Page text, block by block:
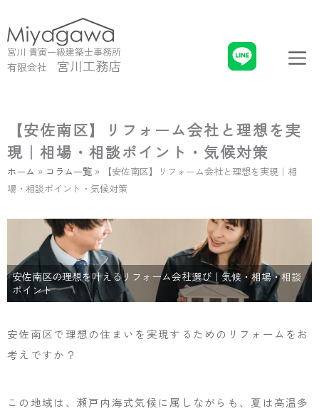
容
を
ス宮川 貴寅一級建築士事務所
有限会社 宮川工務店
メ
ニ
【安佐南区】リフォーム会社と理想を実
現｜相場・相談ポイント・気候対策
ホーム » コラム一覧 »
【安佐南区】リフォーム会社と理想を実現｜相
場・相談ポイント・気候対策
安佐南区の理想を叶えるリフォーム会社選び｜気候・相場・相談
ポイント
安佐南区で理想の住まいを実現するためのリフォームをお
考えですか？
この地域は、瀬戸内海式気候に属しながらも、夏は高温多